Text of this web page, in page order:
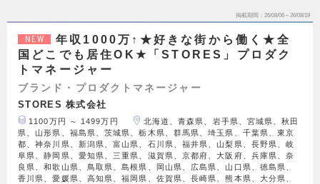
掲載期間 26/08/06～26/08/19
NEW
年収1000万↑★好きな街から働く★全
国どこでも居住OK★「STORES」プロダク
トマネージャー
ブランド・プロダクトマネージャー
STORES 株式会社
1100万円 ～ 1499万円
北海道、青森県、岩手県、宮城県、秋田
県、山形県、福島県、茨城県、栃木県、群馬県、埼玉県、千葉県、東京
都、神奈川県、新潟県、富山県、石川県、福井県、山梨県、長野県、岐
阜県、静岡県、愛知県、三重県、滋賀県、京都府、大阪府、兵庫県、奈
良県、和歌山県、鳥取県、島根県、岡山県、広島県、山口県、徳島県、
香川県、愛媛県、高知県、福岡県、佐賀県、長崎県、熊本県、大分県、